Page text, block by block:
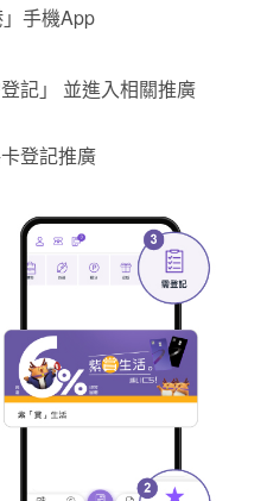
手機App
記」 並進入相關推廣
登記推廣